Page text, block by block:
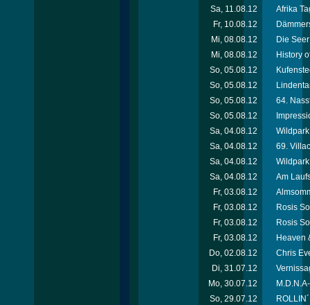
Sa, 11.08.12
Afrika
Fr, 10.08.12
Mi, 08.08.12
Die
Mi, 08.08.12
History
So, 05.08.12
So, 05.08.12
So, 05.08.12
64.
So, 05.08.12
Sa, 04.08.12
Sa, 04.08.12
69.
Sa, 04.08.12
Sa, 04.08.12
Am
Fr, 03.08.12
Fr, 03.08.12
Rosis
Fr, 03.08.12
Rosis
Fr, 03.08.12
Heaven
Do, 02.08.12
Chris
Di, 31.07.12
Mo, 30.07.12
So, 29.07.12